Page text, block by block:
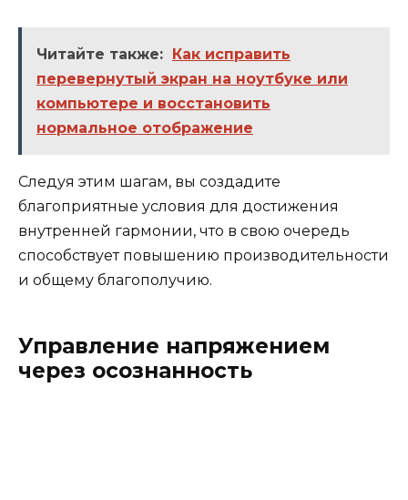
Читайте также: Как исправить
перевернутый экран на ноутбуке или
компьютере и восстановить
нормальное отображение
Следуя этим шагам, вы создадите
благоприятные условия для достижения
внутренней гармонии, что в свою очередь
способствует повышению производительности
и общему благополучию.
Управление напряжением
через осознанность